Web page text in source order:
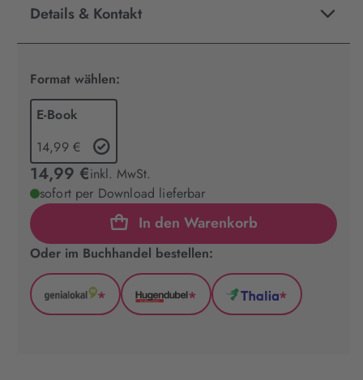
Details & Kontakt
Format wählen:
E-Book
14,99 €
14,99 €inkl. MwSt.
sofort per Download lieferbar
In den Warenkorb
Oder im Buchhandel bestellen:
GenialLokal
*
Hugendubel
*
Thalia
*